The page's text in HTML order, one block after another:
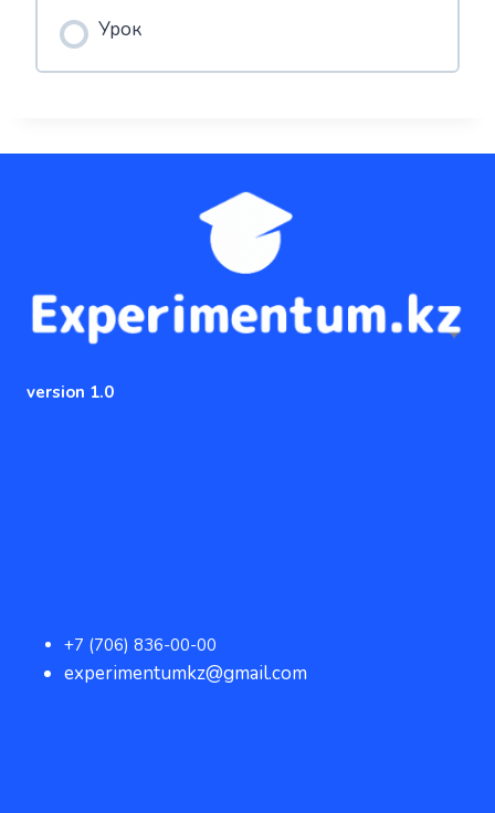
Урок
version 1.0
+7 (706) 836-00-00
experimentumkz@gmail.com